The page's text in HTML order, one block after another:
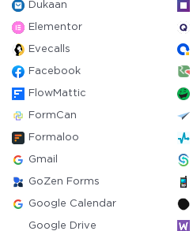
Dukaan
Elementor
Evecalls
Facebook
FlowMattic
FormCan
Formaloo
Gmail
GoZen Forms
Google Calendar
Google Drive